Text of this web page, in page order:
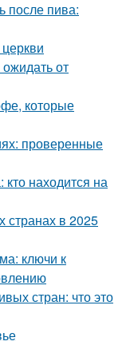
после пива:
от
которые
проверенные
находится на
странах в 2025
ключи к
стран: что это